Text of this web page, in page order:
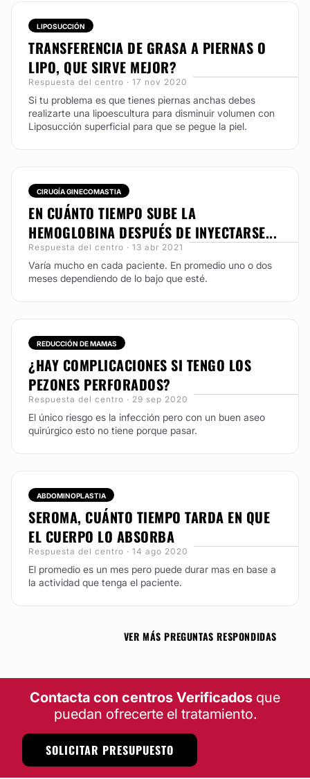
LIPOSUCCIÓN
TRANSFERENCIA DE GRASA A PIERNAS O
LIPO, QUE SIRVE MEJOR?
Respuesta del centro · 17 nov 2020
Si tu problema es que tienes piernas anchas debes
realizarte una lipoescultura para disminuir volumen con
Liposucción superficial para que se pegue la piel.
CIRUGÍA GINECOMASTIA
EN CUÁNTO TIEMPO SUBE LA
HEMOGLOBINA DESPUÉS DE INYECTARSE...
Respuesta del centro · 13 abr 2021
Varía mucho en cada paciente. En promedio uno o dos
meses dependiendo de lo bajo que esté.
REDUCCIÓN DE MAMAS
¿HAY COMPLICACIONES SI TENGO LOS
PEZONES PERFORADOS?
Respuesta del centro · 29 sep 2020
El único riesgo es la infección pero con un buen aseo
quirúrgico esto no tiene porque pasar.
ABDOMINOPLASTIA
SEROMA, CUÁNTO TIEMPO TARDA EN QUE
EL CUERPO LO ABSORBA
Respuesta del centro · 14 ago 2020
El promedio es un mes pero puede durar mas en base a
la actividad que tenga el paciente.
VER MÁS PREGUNTAS RESPONDIDAS
Contacta con centros Verificados que
puedan ofrecerte el tratamiento.
SOLICITAR PRESUPUESTO